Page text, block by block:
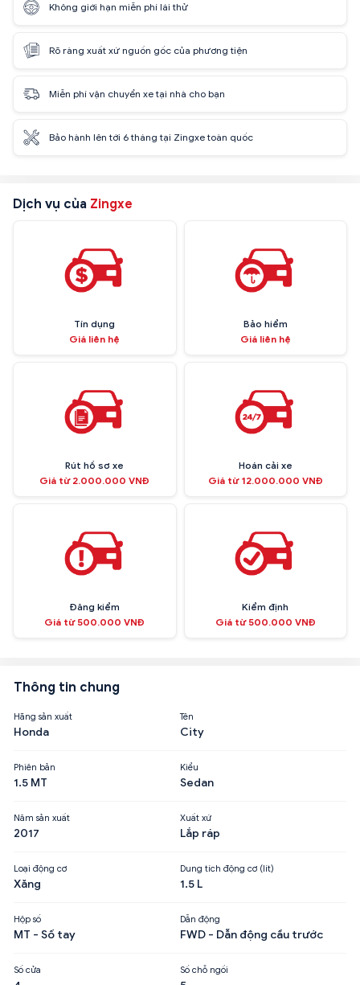
Không giới hạn miễn phí lái thử
Rõ ràng xuất xứ nguồn gốc của phương tiện
Miễn phí vận chuyển xe tại nhà cho bạn
Bảo hành lên tới 6 tháng tại Zingxe toàn quốc
Dịch vụ của Zingxe
Tín dụng
Giá liên hệ
Bảo hiểm
Giá liên hệ
Rút hồ sơ xe
Giá từ 2.000.000 VNĐ
Hoán cải xe
Giá từ 12.000.000 VNĐ
Đăng kiểm
Giá từ 500.000 VNĐ
Kiểm định
Giá từ 500.000 VNĐ
Thông tin chung
Hãng sản xuất
Honda
Tên
City
Phiên bản
1.5 MT
Kiểu
Sedan
Năm sản xuất
2017
Xuất xứ
Lắp ráp
Loại động cơ
Xăng
Dung tích động cơ (lít)
1.5 L
Hộp số
MT - Số tay
Dẫn động
FWD - Dẫn động cầu trước
Số cửa Số chỗ ngồi